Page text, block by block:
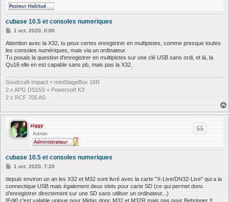
cubase 10.5 et consoles numeriques
M
s
s
g
e
1 oct. 2020, 0:00
Attention avec la X32, tu peux certes enregistrer en multipistes, comme presque toutes
les consoles numériques, mais via un ordinateur.
Tu posais la question d'enregistrer en multipistes sur une clé USB sans ordi, et là, la
Qu16 elle en est capable sans pb, mais pas la X32.
Soudcraft Impact + miniStageBox 16R
2 x APG DS15S + Powersoft K3
2 x RCF 705 AS
ziggy
Admin
cubase 10.5 et consoles numeriques
M
s
s
g
1 oct. 2020, 7:20
depuis environ un an les X32 et M32 sont livré avec la carte "X-Live/DN32-Live" qui a la
connectique USB mais également deux slots pour carte SD (ce qui permet donc
d'enregistrer directement sur une SD sans utiliser un ordinateur...)
[Edit] c'est valable unique pour Midas donc M32 et M32R mais pas pour Behringer !!